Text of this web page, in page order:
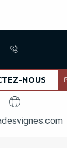
NOUS